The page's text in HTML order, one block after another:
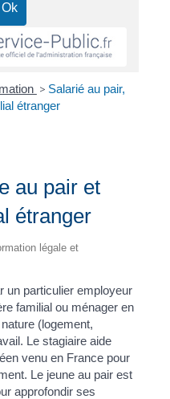
> Salarié au pair,
étranger
au pair et
étranger
légale et
un particulier employeur
familial ou ménager en
(logement,
Le stagiaire aide
venu en France pour
Le jeune au pair est
approfondir ses